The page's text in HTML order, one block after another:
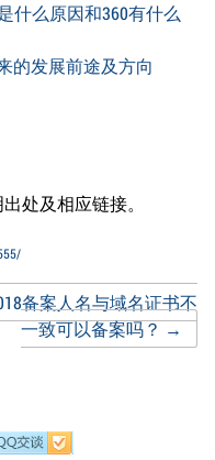
什么原因和360有什么
的发展前途及方向
处及相应链接。
备案人名与域名证书不
一致可以备案吗？→